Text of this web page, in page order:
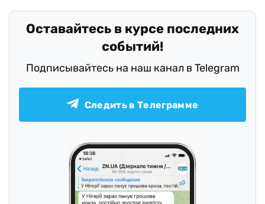
Оставайтесь в курсе последних
событий!
Подписывайтесь на наш канал в Telegram
Следить в Телеграмме